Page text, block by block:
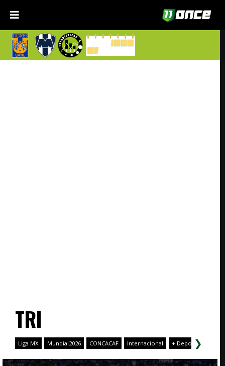
TRI
Liga MX Mundial2026 CONCACAF Internacional + Deporte
❯